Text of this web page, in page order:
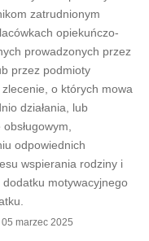
zatrudnionym
opiekuńczo-
prowadzonych przez
przez podmioty
o których mowa
działania, lub
odpowiednich
wspierania rodziny i
motywacyjnego
marzec 2025